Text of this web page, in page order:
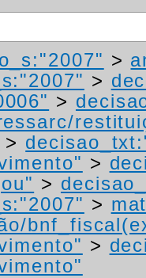
>
>
>
>
>
>
>
>